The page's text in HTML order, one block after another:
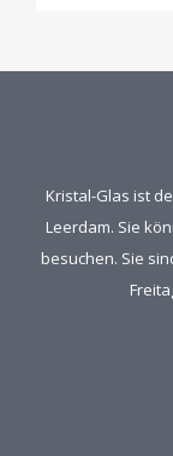
Kristal-Glas ist
Leerdam. Sie
besuchen. Sie